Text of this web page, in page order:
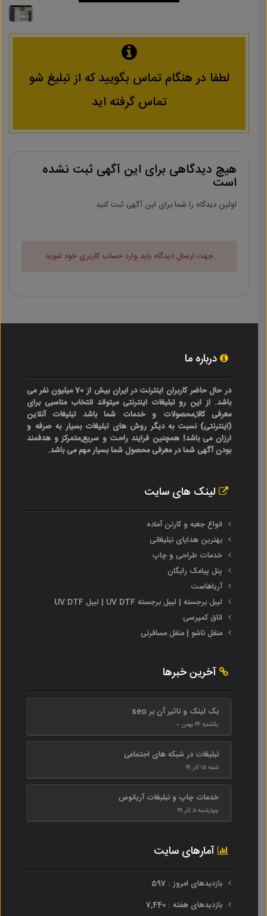
لطفا در هنگام تماس بگویید که از تبلیغ شو
تماس گرفته اید
هیچ دیدگاهی برای این آگهی ثبت نشده
است
اولین دیدگاه را شما برای این آگهی ثبت کنید
جهت ارسال دیدگاه باید وارد حساب کاربری خود شوید
درباره ما
در حال حاضر کاربران اینترنت در ایران بیش از 70 میلیون نفر می
باشد. از این رو تبلیغات اینترنتی میتواند انتخاب مناسبی برای
معرفی کالا,محصولات و خدمات شما باشد تبلیغات آنلاین
(اینترنتی) نسبت به دیگر روش های تبلیغات بسیار به صرفه و
ارزان می باشد! همچنین فرایند راحت و سریع,متمرکز و هدفمند
بودن آگهی شما در معرفی محصول شما بسیار مهم می باشد.
لینک های سایت
انواع جعبه و کارتن آماده
بهترین هدایای تبلیغاتی
خدمات طراحی و چاپ
پنل پیامک رایگان
آریاهاست
لیبل برجسته | لیبل برجسته UV DTF | لیبل UV DTF
اتاق کمپرسی
منقل تاشو | منقل مسافرتی
آخرین خبرها
بک لینک و تاثیر آن بر seo
یکشنبه ۲۴ بهمن ۰
تبلیغات در شبکه های اجتماعی
شنبه ۱۵ آذر ۹۹
خدمات چاپ و تبلیغات آریانوس
چهارشنبه ۵ آذر ۹۹
آمارهای سایت
بازدیدهای امروز : 597
بازدیدهای هفته : 7,440